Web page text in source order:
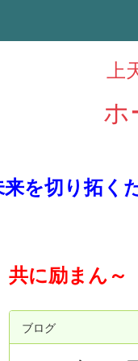
上
ホ
来を切り拓
に励まん～
ブログ